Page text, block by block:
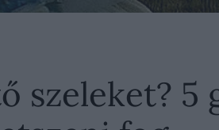
szeleket? 5